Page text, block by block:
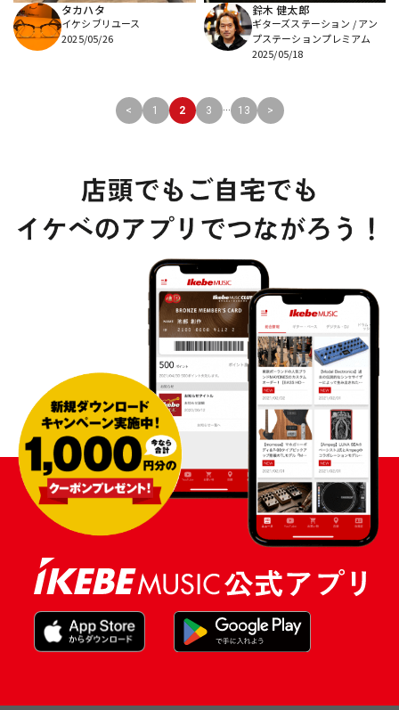
タカハタ
イケシブリユース
2025/05/26
鈴木 健太郎
ギターズステーション / アン
プステーションプレミアム
2025/05/18
< 1 2 3 ... 13 >